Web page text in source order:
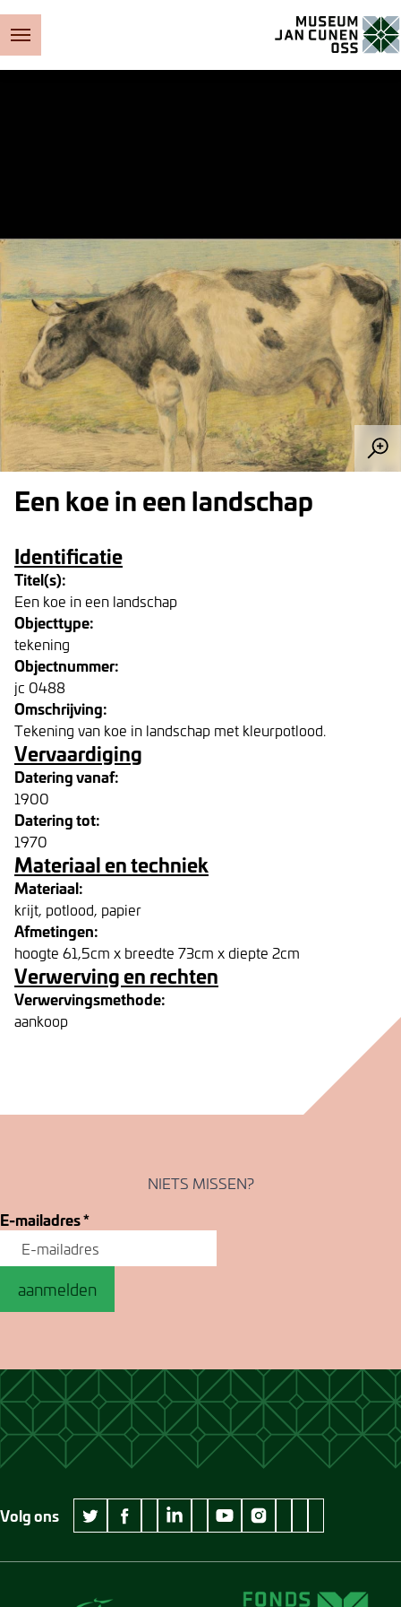
Een koe in een landschap
Identificatie
Titel(s):
Een koe in een landschap
Objecttype:
tekening
Objectnummer:
jc 0488
Omschrijving:
Tekening van koe in landschap met kleurpotlood.
Vervaardiging
Datering vanaf:
1900
Datering tot:
1970
Materiaal en techniek
Materiaal:
krijt, potlood, papier
Afmetingen:
hoogte 61,5cm x breedte 73cm x diepte 2cm
Verwerving en rechten
Verwervingsmethode:
aankoop
NIETS MISSEN?
E-mailadres*
aanmelden
Volg ons
twitter Museum Jan Cunen
facebook Museum Jan Cunen
wikipedia Museum Jan Cunen
linkedin Museum Jan Cunen
googleplus Museum Jan Cunen
youtube Museum Jan Cunen
instagram Museum